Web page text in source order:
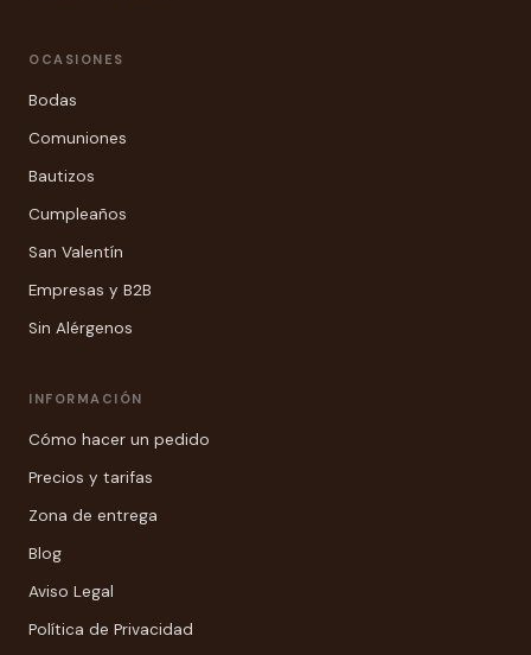
OCASIONES
Bodas
Comuniones
Bautizos
Cumpleaños
San Valentín
Empresas y B2B
Sin Alérgenos
INFORMACIÓN
Cómo hacer un pedido
Precios y tarifas
Zona de entrega
Blog
Aviso Legal
Política de Privacidad